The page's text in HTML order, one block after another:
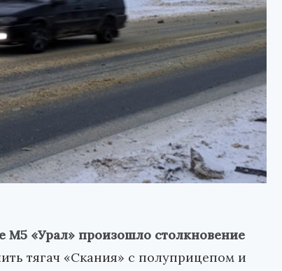
М5 «Урал» произошло столкновение
тягач «Скания» с полуприцепом и